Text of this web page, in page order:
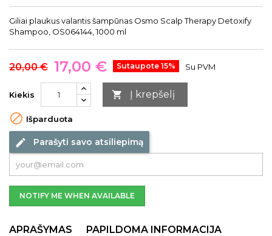
Giliai plaukus valantis šampūnas Osmo Scalp Therapy Detoxify
Shampoo, OS064144, 1000 ml
20,00 € 17,00 € Sutaupote 15% Su PVM
Kiekis  Į krepšelį
 Išparduota
edit Parašyti savo atsiliepimą
NOTIFY ME WHEN AVAILABLE
APRAŠYMAS PAPILDOMA INFORMACIJA